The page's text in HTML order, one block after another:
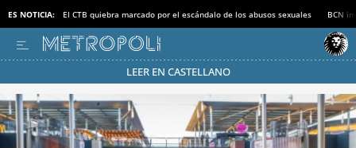
ES NOTICIA: El CTB quiebra marcado por el escándalo de los abusos sexuales BCN
LEER EN CASTELLANO
Pásate al MODO AHORRO